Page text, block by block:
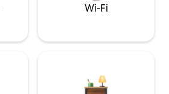
Wi-Fi